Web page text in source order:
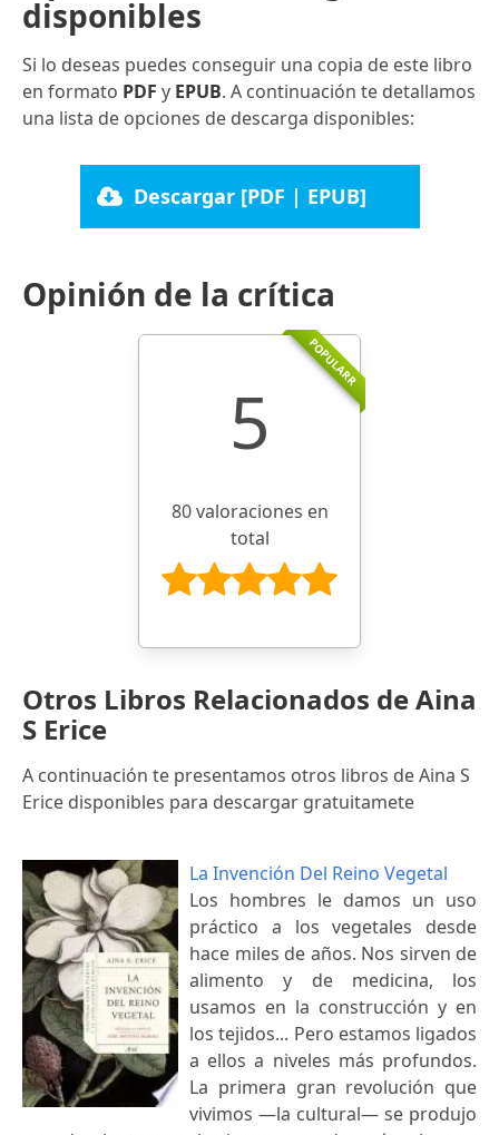
disponibles
Si lo deseas puedes conseguir una copia de este libro
en formato PDF y EPUB. A continuación te detallamos
una lista de opciones de descarga disponibles:
Descargar [PDF | EPUB]
Opinión de la crítica
POPULARR
5
80 valoraciones en
total
Otros Libros Relacionados de Aina
S Erice
A continuación te presentamos otros libros de Aina S
Erice disponibles para descargar gratuitamete
La Invención Del Reino Vegetal
Los hombres le damos un uso
práctico a los vegetales desde
hace miles de años. Nos sirven de
alimento y de medicina, los
usamos en la construcción y en
los tejidos... Pero estamos ligados
a ellos a niveles más profundos.
La primera gran revolución que
vivimos —la cultural— se produjo